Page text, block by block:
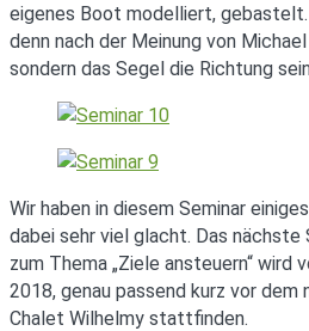
eigenes Boot modelliert,
denn nach der Meinung von
sondern das Segel die Richtung
Wir haben in diesem Seminar
dabei sehr viel glacht. Das nächste
zum Thema „Ziele ansteuern“ wird
2018, genau passend kurz vor dem
Chalet Wilhelmy stattfinden.